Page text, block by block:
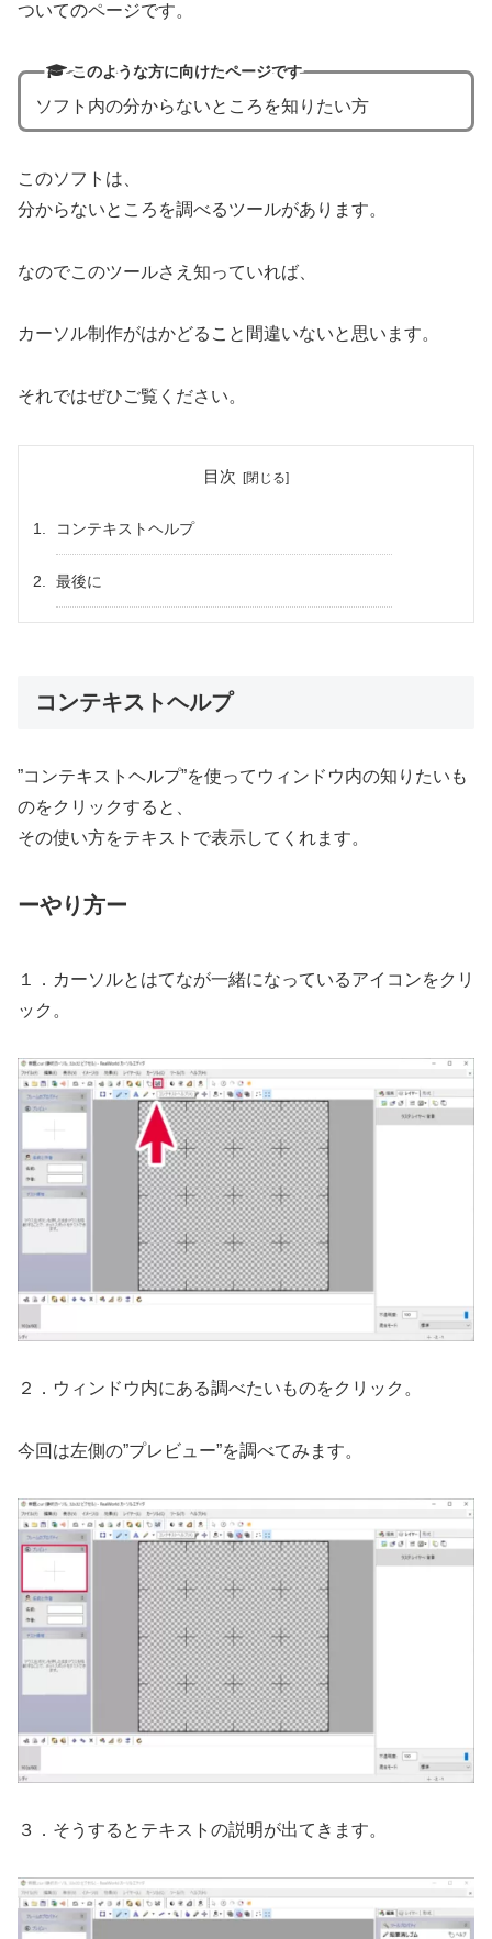
ついてのページです。
このような方に向けたページです
ソフト内の分からないところを知りたい方
このソフトは、
分からないところを調べるツールがあります。
なのでこのツールさえ知っていれば、
カーソル制作がはかどること間違いないと思います。
それではぜひご覧ください。
目次
コンテキストヘルプ
最後に
コンテキストヘルプ
”コンテキストヘルプ”を使ってウィンドウ内の知りたいも
のをクリックすると、
その使い方をテキストで表示してくれます。
ーやり方ー
１．カーソルとはてなが一緒になっているアイコンをクリ
ック。
２．ウィンドウ内にある調べたいものをクリック。
今回は左側の”プレビュー”を調べてみます。
３．そうするとテキストの説明が出てきます。